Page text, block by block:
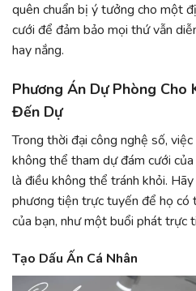
quên chuẩn bị ý tưởng cho một
cưới để đảm bảo mọi thứ vẫn
hay nắng.
Phương Án Dự Phòng Cho
Đến Dự
Trong thời đại công nghệ số,
không thể tham dự đám cưới
là điều không thể tránh khỏi.
phương tiện trực tuyến để họ có
của bạn, như một buổi phát trực
Tạo Dấu Ấn Cá Nhân